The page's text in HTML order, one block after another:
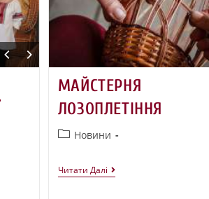
МАЙСТЕРНЯ
ЛОЗОПЛЕТІННЯ
Новини
Читати Далі